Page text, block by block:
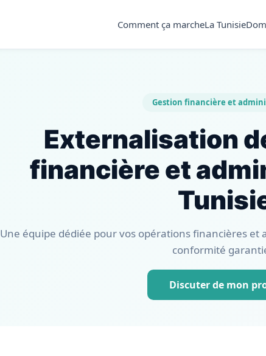
Comment ça marcheLa Tunisie
Gestion financière et
Externalisation
financière et
Une équipe dédiée pour vos opérations financières
conformité
Discuter de mon